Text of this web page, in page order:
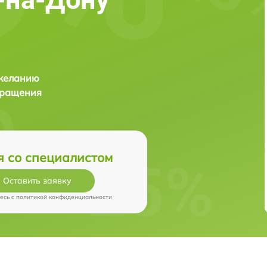
со специалистом
Оставить заявку
c политикой конфиденциальности